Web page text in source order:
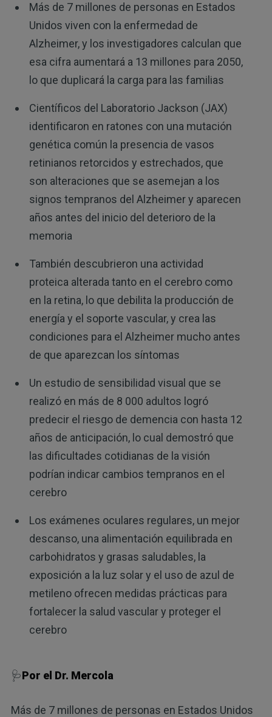
Más de 7 millones de personas en Estados
Unidos viven con la enfermedad de
Alzheimer, y los investigadores calculan que
esa cifra aumentará a 13 millones para 2050,
lo que duplicará la carga para las familias
Científicos del Laboratorio Jackson (JAX)
identificaron en ratones con una mutación
genética común la presencia de vasos
retinianos retorcidos y estrechados, que
son alteraciones que se asemejan a los
signos tempranos del Alzheimer y aparecen
años antes del inicio del deterioro de la
memoria
También descubrieron una actividad
proteica alterada tanto en el cerebro como
en la retina, lo que debilita la producción de
energía y el soporte vascular, y crea las
condiciones para el Alzheimer mucho antes
de que aparezcan los síntomas
Un estudio de sensibilidad visual que se
realizó en más de 8 000 adultos logró
predecir el riesgo de demencia con hasta 12
años de anticipación, lo cual demostró que
las dificultades cotidianas de la visión
podrían indicar cambios tempranos en el
cerebro
Los exámenes oculares regulares, un mejor
descanso, una alimentación equilibrada en
carbohidratos y grasas saludables, la
exposición a la luz solar y el uso de azul de
metileno ofrecen medidas prácticas para
fortalecer la salud vascular y proteger el
cerebro
🩺Por el Dr. Mercola
Más de 7 millones de personas en Estados Unidos